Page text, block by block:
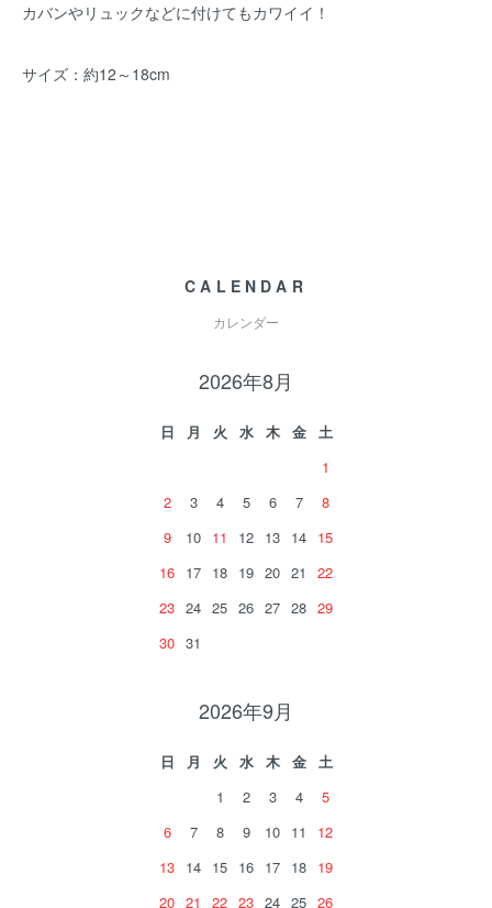
カバンやリュックなどに付けてもカワイイ！
サイズ：約12～18cm
CALENDAR
カレンダー
2026年8月
日 月 火 水 木 金
土
1
2
3 4 5 6 7
8
9
10 11 12 13 14 15
16 17 18 19 20 21
22
23 24 25 26 27 28 29
30 31
2026年9月
日 月 火 水 木 金
土
1
2 3 4
5
6
7 8 9 10 11
12
13 14 15 16 17 18 19
20 21 22 23 24 25 26